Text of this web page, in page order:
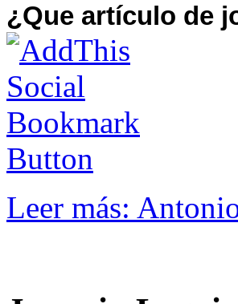
¿Que artículo de
Leer más: